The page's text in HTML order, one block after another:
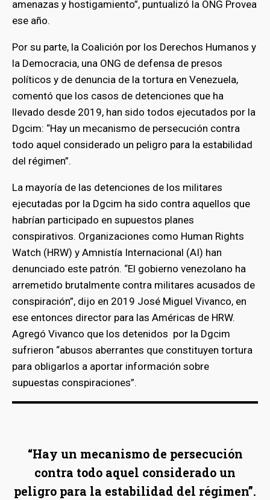
amenazas y hostigamiento”, puntualizó la ONG Provea
ese año.
Por su parte, la Coalición por los Derechos Humanos y
la Democracia, una ONG de defensa de presos
políticos y de denuncia de la tortura en Venezuela,
comentó que los casos de detenciones que ha
llevado desde 2019, han sido todos ejecutados por la
Dgcim: “Hay un mecanismo de persecución contra
todo aquel considerado un peligro para la estabilidad
del régimen”.
La mayoría de las detenciones de los militares
ejecutadas por la Dgcim ha sido contra aquellos que
habrían participado en supuestos planes
conspirativos. Organizaciones como Human Rights
Watch (HRW) y Amnistía Internacional (AI) han
denunciado este patrón. “El gobierno venezolano ha
arremetido brutalmente contra militares acusados de
conspiración”, dijo en 2019 José Miguel Vivanco, en
ese entonces director para las Américas de HRW.
Agregó Vivanco que los detenidos por la Dgcim
sufrieron “abusos aberrantes que constituyen tortura
para obligarlos a aportar información sobre
supuestas conspiraciones”.
“Hay un mecanismo de persecución
contra todo aquel considerado un
peligro para la estabilidad del régimen”.